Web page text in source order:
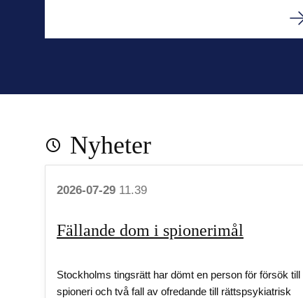
Nyheter
2026-07-29 11.39
Fällande dom i spionerimål
Stockholms tingsrätt har dömt en person för försök till
spioneri och två fall av ofredande till rättspsykiatrisk